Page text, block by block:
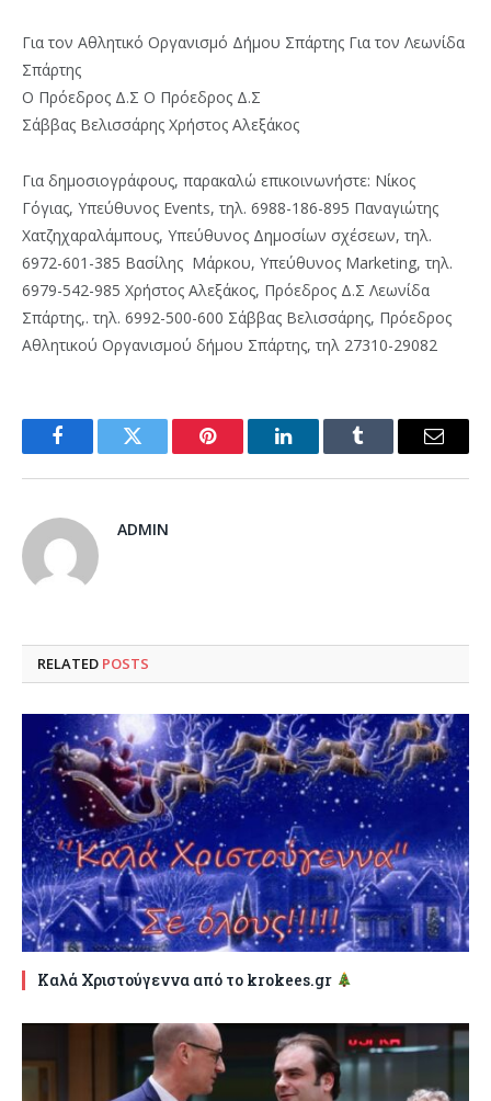
Για τον Αθλητικό Οργανισμό Δήμου Σπάρτης Για τον Λεωνίδα
Σπάρτης
Ο Πρόεδρος Δ.Σ Ο Πρόεδρος Δ.Σ
Σάββας Βελισσάρης Χρήστος Αλεξάκος
Για δημοσιογράφους, παρακαλώ επικοινωνήστε: Νίκος
Γόγιας, Υπεύθυνος Events, τηλ. 6988-186-895 Παναγιώτης
Χατζηχαραλάμπους, Υπεύθυνος Δημοσίων σχέσεων, τηλ.
6972-601-385 Βασίλης Μάρκου, Υπεύθυνος Marketing, τηλ.
6979-542-985 Χρήστος Αλεξάκος, Πρόεδρος Δ.Σ Λεωνίδα
Σπάρτης,. τηλ. 6992-500-600 Σάββας Βελισσάρης, Πρόεδρος
Αθλητικού Οργανισμού δήμου Σπάρτης, τηλ 27310-29082
FacebookTwitter Pinterest LinkedInTumblr Email
ADMIN
RELATED POSTS
Καλά Χριστούγεννα από το krokees.gr